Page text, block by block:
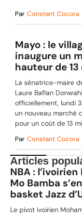
Par Constant Cocora
Mayo : le
inaugure un
hauteur de 13
La sénatrice-maire
Laure Baflan
officiellement, lundi
un nouveau marché
pour un coût de 13
Par Constant Cocora
Articles
NBA :
Mo Bamba
basket Jazz
Le pivot ivoirien